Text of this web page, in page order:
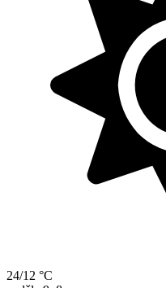
24/12 °C